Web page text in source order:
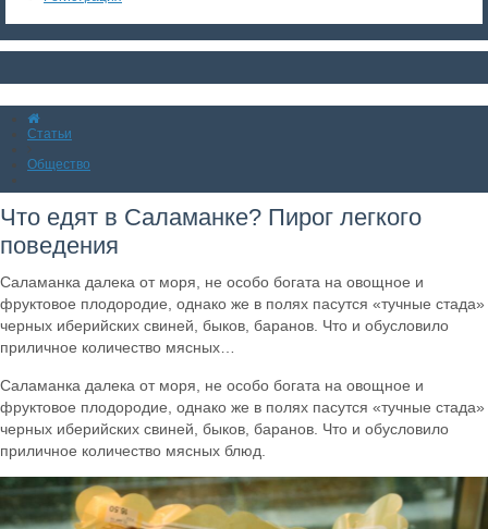
Статьи
Общество
Что едят в Саламанке? Пирог легкого
поведения
Саламанка далека от моря, не особо богата на овощное и
фруктовое плодородие, однако же в полях пасутся «тучные стада»
черных иберийских свиней, быков, баранов. Что и обусловило
приличное количество мясных…
Саламанка далека от моря, не особо богата на овощное и
фруктовое плодородие, однако же в полях пасутся «тучные стада»
черных иберийских свиней, быков, баранов. Что и обусловило
приличное количество мясных блюд.